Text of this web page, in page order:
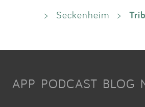
>
Seckenheim >
APP PODCAST BLOG